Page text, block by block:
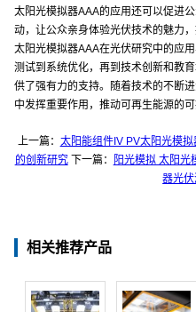
太阳光模拟器AAA的应用还可以促进
动，让公众亲身体验光伏技术的魅力
太阳光模拟器AAA在光伏研究中的应
测试到系统优化，再到技术创新和教
供了强有力的支持。随着技术的不断
中发挥重要作用，推动可再生能源的可
上一篇： 太阳能组件IV PV太阳光模
的创新研究下一篇：
阳光模拟 太阳光
器光
相关推荐产品